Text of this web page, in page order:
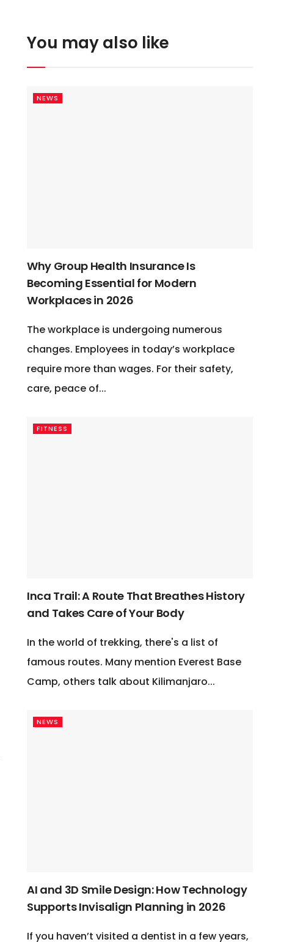
You may also like
NEWS
Why Group Health Insurance Is
Becoming Essential for Modern
Workplaces in 2026
The workplace is undergoing numerous
changes. Employees in today’s workplace
require more than wages. For their safety,
care, peace of...
FITNESS
Inca Trail: A Route That Breathes History
and Takes Care of Your Body
In the world of trekking, there's a list of
famous routes. Many mention Everest Base
Camp, others talk about Kilimanjaro...
NEWS
AI and 3D Smile Design: How Technology
Supports Invisalign Planning in 2026
If you haven’t visited a dentist in a few years,